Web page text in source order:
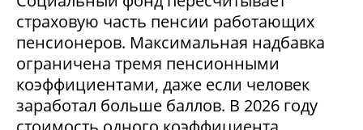
страховую часть пенсии работающих
пенсионеров. Максимальная надбавка
ограничена тремя пенсионными
коэффициентами, даже если человек
заработал больше баллов. В 2026 году